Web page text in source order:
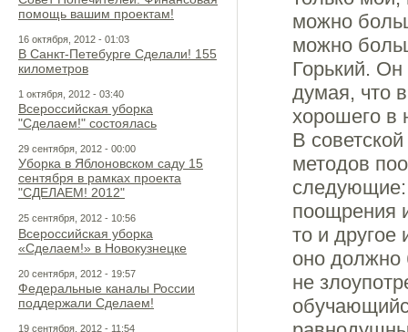
можно
можно
Горький. Он
думая, что
хорошего в
В
методов
следующие:
поощрения
то и другое
оно должно
не
помощь вашим проектам!
16 октября, 2012 - 01:03
В Санкт-Петебурге Сделали! 155
километров
1 октября, 2012 - 03:40
Всероссийская уборка
"Сделаем!" состоялась
29 сентября, 2012 - 00:00
Уборка в Яблоновском саду 15
сентября в рамках проекта
"СДЕЛАЕМ! 2012"
25 сентября, 2012 - 10:56
Всероссийская уборка
«Сделаем!» в Новокузнецке
20 сентября, 2012 - 19:57
Федеральные каналы России
поддержали Сделаем!
19 сентября, 2012 - 11:54